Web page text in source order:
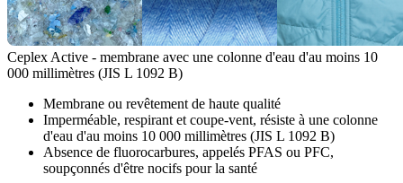
Ceplex Active - membrane avec une colonne d'eau d'au moins 10
000 millimètres (JIS L 1092 B)
Membrane ou revêtement de haute qualité
Imperméable, respirant et coupe-vent, résiste à une colonne
d'eau d'au moins 10 000 millimètres (JIS L 1092 B)
Absence de fluorocarbures, appelés PFAS ou PFC,
soupçonnés d'être nocifs pour la santé